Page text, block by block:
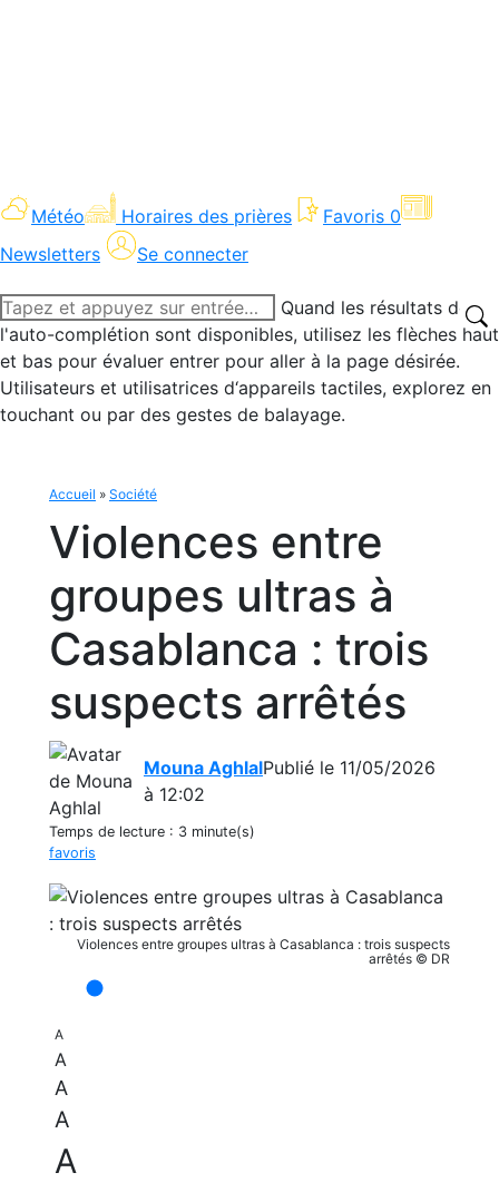
Météo Horaires des prières Favoris 0
Newsletters
Se connecter
Recherche
:
Quand les résultats de
l'auto-complétion sont disponibles, utilisez les flèches haut
et bas pour évaluer entrer pour aller à la page désirée.
Utilisateurs et utilisatrices d‘appareils tactiles, explorez en
touchant ou par des gestes de balayage.
Accueil » Société
Violences entre
groupes ultras à
Casablanca : trois
suspects arrêtés
Mouna AghlalPublié le 11/05/2026
à 12:02
Temps de lecture : 3 minute(s)
favoris
Violences entre groupes ultras à Casablanca : trois suspects
arrêtés © DR
A
A
A
A
A